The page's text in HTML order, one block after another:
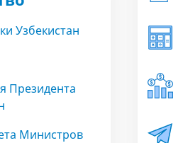
Узбекистан
Президента
Министров